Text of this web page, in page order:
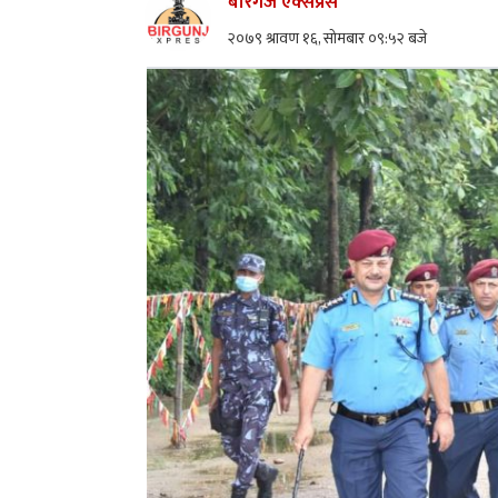
२०७९ श्रावण १६, सोमबार ०९:५२ बजे